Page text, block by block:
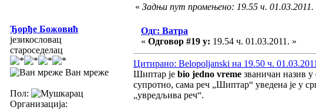
« Задњи пут промењено: 19.55 ч.
Ђорђе Божовић
језикословац
староседелац
Ван мреже
Пол:
Организација:
Одг: Ватра
« Одговор #19 у: 19.54 ч. 01.03.2011. »
Цитирано: Belopoljanski на 19.50 ч.
Шиптар је bio jedno vreme званичан назив у
супротно, сама реч „Шиптар“ уведена је у
„увредљива реч“.